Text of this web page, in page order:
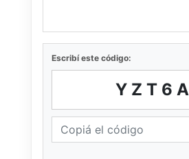
Escribí este código:
YZT6A